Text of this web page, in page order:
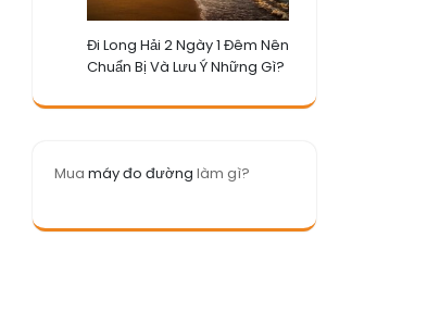
Đi Long Hải 2 Ngày 1 Đêm Nên
Chuẩn Bị Và Lưu Ý Những Gì?
Mua máy đo đường làm gì?